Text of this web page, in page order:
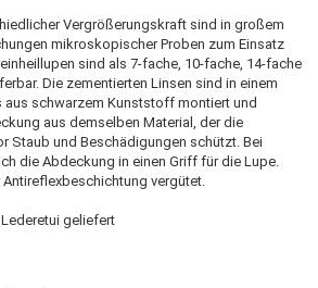
Vergrößerungskraft sind in großem
mikroskopischer Proben zum Einsatz
sind als 7-fache, 10-fache, 14-fache
Die zementierten Linsen sind in einem
schwarzem Kunststoff montiert und
aus demselben Material, der die
Staub und Beschädigungen schützt. Bei
die Abdeckung in einen Griff für die Lupe.
vergütet.
geliefert